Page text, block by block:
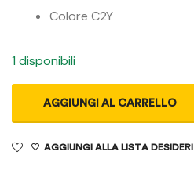
Colore C2Y
1 disponibili
AGGIUNGI AL CARRELLO
AGGIUNGI ALLA LISTA DESIDERI